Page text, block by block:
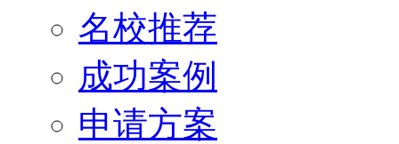
名校推荐
成功案例
申请方案